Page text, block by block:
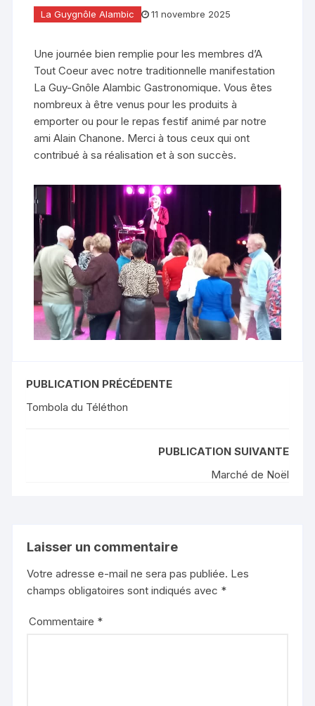
La Guygnôle Alambic 11 novembre 2025
Une journée bien remplie pour les membres d’A
Tout Coeur avec notre traditionnelle manifestation
La Guy-Gnôle Alambic Gastronomique. Vous êtes
nombreux à être venus pour les produits à
emporter ou pour le repas festif animé par notre
ami Alain Chanone. Merci à tous ceux qui ont
contribué à sa réalisation et à son succès.
PUBLICATION PRÉCÉDENTE
Tombola du Téléthon
PUBLICATION SUIVANTE
Marché de Noël
Laisser un commentaire
Votre adresse e-mail ne sera pas publiée. Les
champs obligatoires sont indiqués avec *
Commentaire *